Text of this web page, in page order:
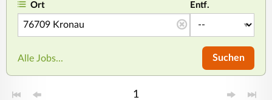
Ort Entf.
Alle Jobs... Suchen
1